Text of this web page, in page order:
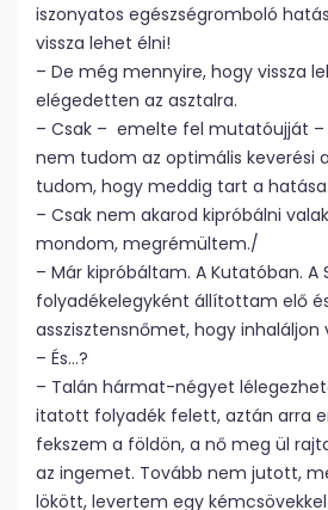
iszonyatos egészségromboló
vissza lehet élni!
– De még mennyire, hogy vissza
elégedetten az asztalra.
– Csak – emelte fel mutatóujját
nem tudom az optimális keverési
tudom, hogy meddig tart a hatása.
– Csak nem akarod kipróbálni
mondom, megrémültem./
– Már kipróbáltam. A Kutatóban. A
folyadékelegyként állítottam elő
asszisztensnőmet, hogy inhaláljon
– És…?
– Talán hármat-négyet
itatott folyadék felett, aztán arra
fekszem a földön, a nő meg ül
az ingemet. Tovább nem jutott,
lökött, levertem egy